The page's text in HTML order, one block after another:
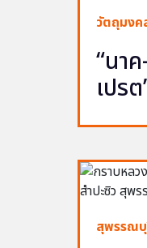
วัตถุมงค
“นา
เปร
สุพรรณ